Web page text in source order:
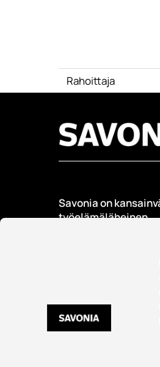
Rahoittaja
Savonia on
työelämäläheinen
kouluttaa, tutkii,